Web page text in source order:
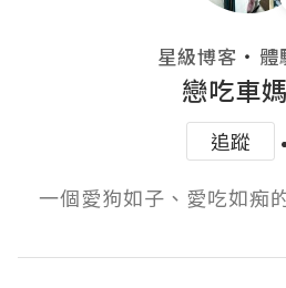
星級博客 ・ 體
戀吃車
追蹤
一個愛狗如子、愛吃如痴